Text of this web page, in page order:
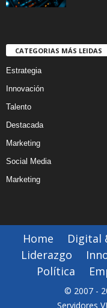
CATEGORIAS MÁS LEIDAS
Estrategia
Innovación
Talento
Destacada
Marketing
Social Media
Marketing
Home Digital
Liderazgo
Política
© 2007 -
Servidores